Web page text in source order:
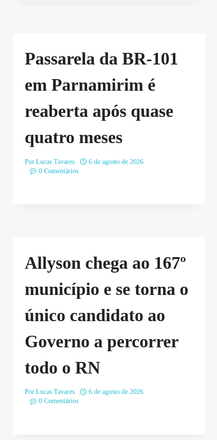
Passarela da BR-101
em Parnamirim é
reaberta após quase
quatro meses
Por Lucas Tavares
6 de agosto de 2026
0 Comentários
Allyson chega ao 167º
município e se torna o
único candidato ao
Governo a percorrer
todo o RN
Por Lucas Tavares
6 de agosto de 2026
0 Comentários